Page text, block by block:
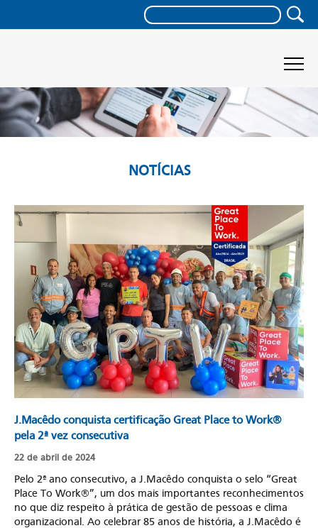
NOTÍCIAS
J.Macêdo conquista certificação Great Place to Work®
pela 2ª vez consecutiva
22 de abril de 2024
Pelo 2ª ano consecutivo, a J.Macêdo conquista o selo “Great
Place To Work®”, um dos mais importantes reconhecimentos
no que diz respeito à prática de gestão de pessoas e clima
organizacional. Ao celebrar 85 anos de história, a J.Macêdo é